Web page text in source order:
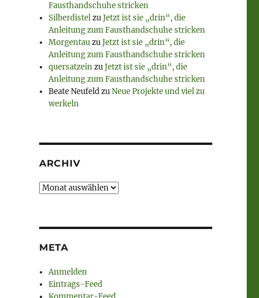
Fausthandschuhe stricken
SilberdistelzuJetzt ist sie „drin“, die
Anleitung zum Fausthandschuhe stricken
MorgentauzuJetzt ist sie „drin“, die
Anleitung zum Fausthandschuhe stricken
quersatzeinzuJetzt ist sie „drin“, die
Anleitung zum Fausthandschuhe stricken
Beate NeufeldzuNeue Projekte und viel zu
werkeln
ARCHIV
Archiv
META
Anmelden
Eintrags-Feed